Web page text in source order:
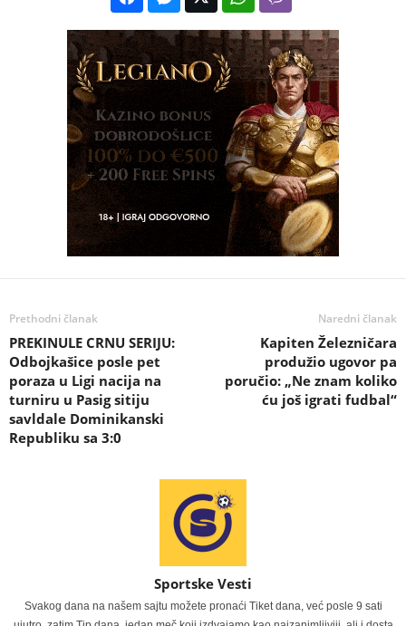
Prethodni članak
PREKINULE CRNU SERIJU:
Odbojkašice posle pet
poraza u Ligi nacija na
turniru u Pasig sitiju
savldale Dominikanski
Republiku sa 3:0
Naredni članak
Kapiten Železničara
produžio ugovor pa
poručio: „Ne znam koliko
ću još igrati fudbal“
Sportske Vesti
Svakog dana na našem sajtu možete pronaći Tiket dana, već posle 9 sati